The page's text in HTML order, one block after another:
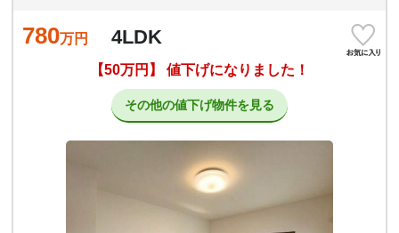
780万円 4LDK
【50万円】 値下げになりました！
その他の値下げ物件を見る